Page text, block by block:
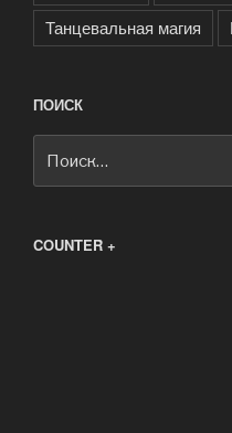
Танцевальная магия
ПОИСК
COUNTER +